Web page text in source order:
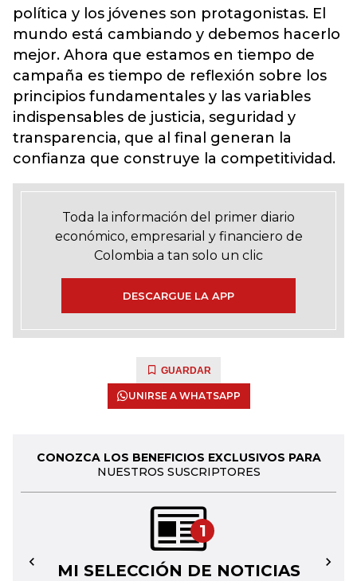
política y los jóvenes son protagonistas. El
mundo está cambiando y debemos hacerlo
mejor. Ahora que estamos en tiempo de
campaña es tiempo de reflexión sobre los
principios fundamentales y las variables
indispensables de justicia, seguridad y
transparencia, que al final generan la
confianza que construye la competitividad.
Toda la información del primer diario
económico, empresarial y financiero de
Colombia a tan solo un clic
DESCARGUE LA APP
GUARDAR
UNIRSE A WHATSAPP
CONOZCA LOS BENEFICIOS EXCLUSIVOS PARA
NUESTROS SUSCRIPTORES
1
MI SELECCIÓN DE NOTICIAS
← →